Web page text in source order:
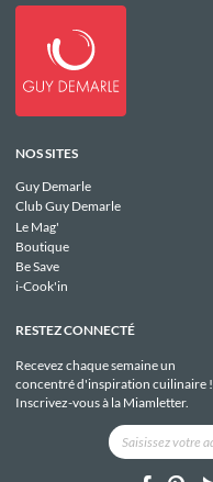
NOS SITES
Guy Demarle
Club Guy Demarle
Le Mag'
Boutique
Be Save
i-Cook'in
RESTEZ CONNECTÉ
Recevez chaque semaine un
concentré d'inspiration cuilinaire !
Inscrivez-vous à la Miamletter.